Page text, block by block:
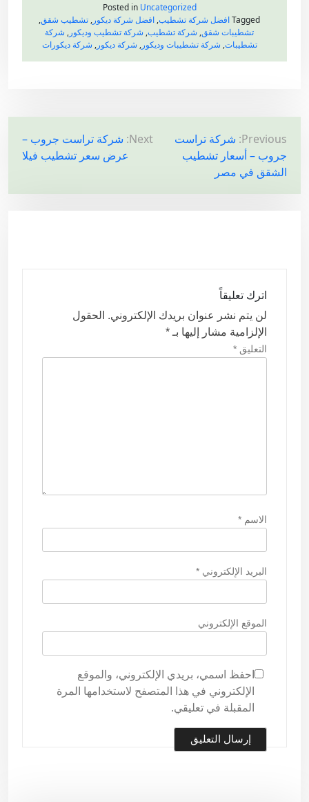
Posted in Uncategorized
Taggedافضل شركة تشطيب, افضل شركة ديكور, تشطيب شقق,
تشطيبات شقق, شركة تشطيب, شركة تشطيب وديكور, شركة
تشطيبات, شركة تشطيبات وديكور, شركة ديكور, شركة ديكورات
ت
ص
فّ
ح
Previous: شركة تراست
جروب – أسعار تشطيب
الشقق في مصر
Next: شركة تراست جروب –
عرض سعر تشطيب فيلا
اترك تعليقاً
لن يتم نشر عنوان بريدك الإلكتروني. الحقول
الإلزامية مشار إليها بـ *
التعليق *
الاسم *
البريد الإلكتروني *
الموقع الإلكتروني
احفظ اسمي، بريدي الإلكتروني، والموقع
الإلكتروني في هذا المتصفح لاستخدامها المرة
المقبلة في تعليقي.